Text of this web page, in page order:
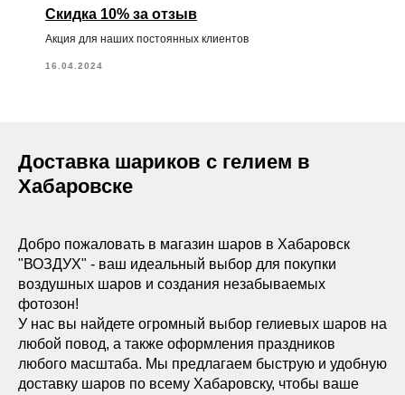
Скидка 10% за отзыв
Акция для наших постоянных клиентов
16.04.2024
Доставка шариков с гелием в
Хабаровске
Добро пожаловать в магазин шаров в Хабаровск
"ВОЗДУХ" - ваш идеальный выбор для покупки
воздушных шаров и создания незабываемых
фотозон!
У нас вы найдете огромный выбор гелиевых шаров на
любой повод, а также оформления праздников
любого масштаба. Мы предлагаем быструю и удобную
доставку шаров по всему Хабаровску, чтобы ваше